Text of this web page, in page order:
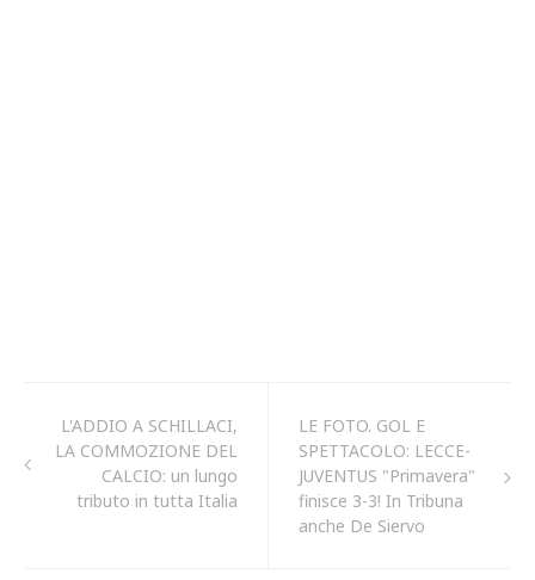
L'ADDIO A SCHILLACI,
LA COMMOZIONE DEL
CALCIO: un lungo
tributo in tutta Italia
LE FOTO. GOL E
SPETTACOLO: LECCE-
JUVENTUS "Primavera"
finisce 3-3! In Tribuna
anche De Siervo